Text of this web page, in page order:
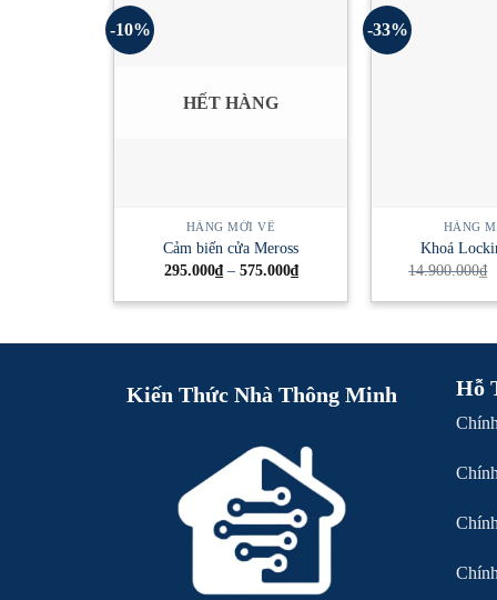
-10%
HẾT HÀNG
HÀNG MỚI VỀ
Cảm biến cửa Meross
295.000₫ – 575.000₫Khoảng
từ
575.000₫
-33%
HÀNG
Khoá
14.900.000₫
Kiến Thức Nhà Thông Minh Hỗ